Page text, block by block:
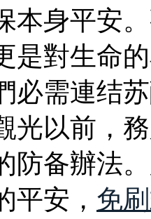
本身平安
是對生命
必需連结
光以前，
防备辦法
平安， 免